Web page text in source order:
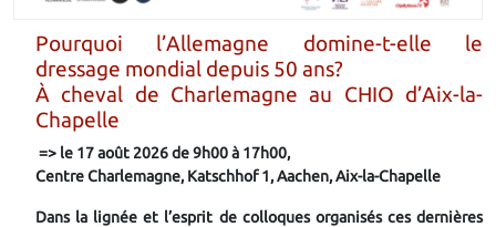
Pourquoi l’Allemagne domine-t-elle le
dressage mondial depuis 50 ans?
À cheval de Charlemagne au CHIO d’Aix-la-
Chapelle
=> le 17 août 2026 de 9h00 à 17h00,
Centre Charlemagne, Katschhof 1, Aachen, Aix-la-Chapelle
Dans la lignée et l’esprit de colloques organisés ces dernières